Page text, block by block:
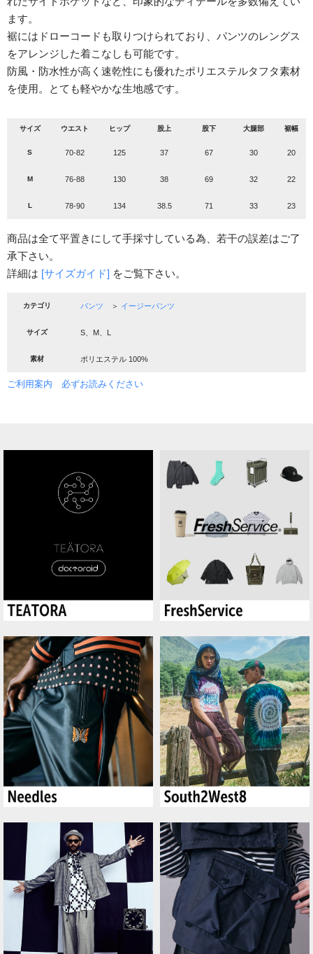
ます。
裾にはドローコードも取りつけられており、パンツのレングス
をアレンジした着こなしも可能です。
防風・防水性が高く速乾性にも優れたポリエステルタフタ素材
を使用。とても軽やかな生地感です。
サイズ ウエスト ヒップ 股上 股下 大腿部 裾幅
S 70-82 125 37 67 30 20
M 76-88 130 38 69 32 22
L 78-90 134 38.5 71 33 23
商品は全て平置きにして手採寸している為、若干の誤差はご了
承下さい。
詳細は [サイズガイド] をご覧下さい。
カテゴリ パンツ ＞ イージーパンツ
サイズ S、M、L
素材 ポリエステル 100%
ご利用案内 必ずお読みください